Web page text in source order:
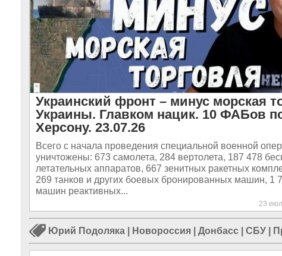
Украинский фронт – минус морская
Украины. Главком нацик. 10 ФАБов
Херсону. 23.07.26
Всего с начала проведения специальной военной
уничтожены: 673 самолета, 284 вертолета, 187 478
летательных аппаратов, 667 зенитных ракетных
269 танков и других боевых бронированных машин, 1
машин реактивных...
23
Юрий Подоляка Новороссия Донбасс СБУ